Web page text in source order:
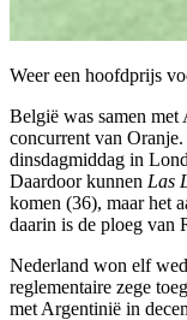
Weer een hoofdprijs
België was samen
concurrent van
dinsdagmiddag in
Daardoor kunnen Las
komen (36), maar het
daarin is de ploeg van
Nederland won elf
reglementaire zege
met Argentinië in